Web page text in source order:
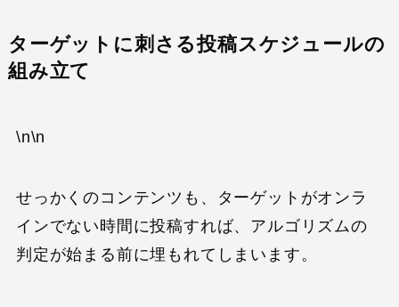
ターゲットに刺さる投稿スケジュールの
組み立て
\n\n
せっかくのコンテンツも、ターゲットがオンラ
インでない時間に投稿すれば、アルゴリズムの
判定が始まる前に埋もれてしまいます。